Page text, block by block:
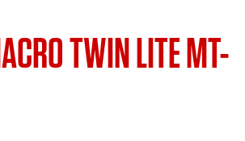
TWIN LITE MT-